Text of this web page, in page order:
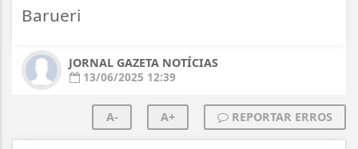
Barueri
JORNAL GAZETA NOTÍCIAS
13/06/2025 12:39
A- A+ REPORTAR ERROS